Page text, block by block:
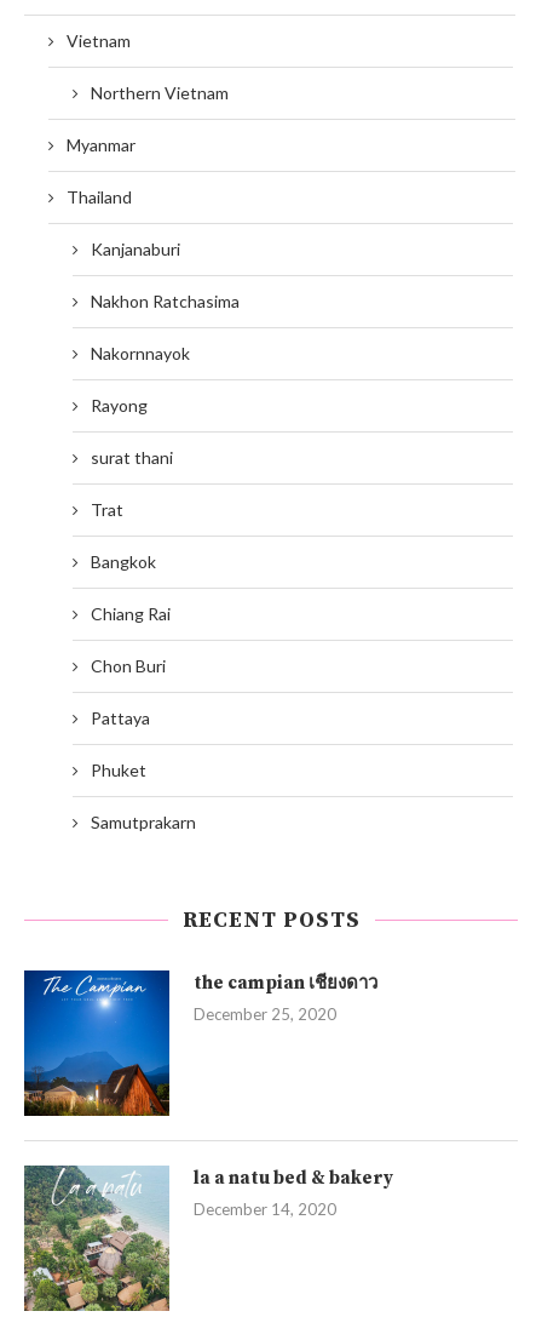
Vietnam
Northern Vietnam
Myanmar
Thailand
Kanjanaburi
Nakhon Ratchasima
Nakornnayok
Rayong
surat thani
Trat
Bangkok
Chiang Rai
Chon Buri
Pattaya
Phuket
Samutprakarn
RECENT POSTS
the campian เชียงดาว
December 25, 2020
la a natu bed & bakery
December 14, 2020